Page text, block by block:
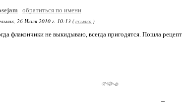
обратиться по имени
26 Июля 2010 г. 10:13 (ссылка )
флакончики не выкидываю, всегда пригодятся. Пошла